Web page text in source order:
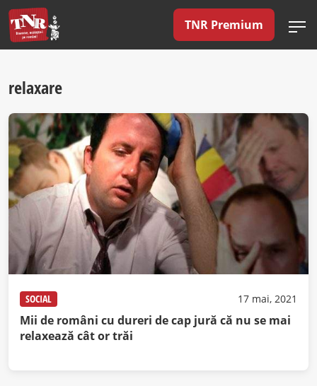
TNR Premium
relaxare
SOCIAL 17 mai, 2021
Mii de români cu dureri de cap jură că nu se mai
relaxează cât or trăi